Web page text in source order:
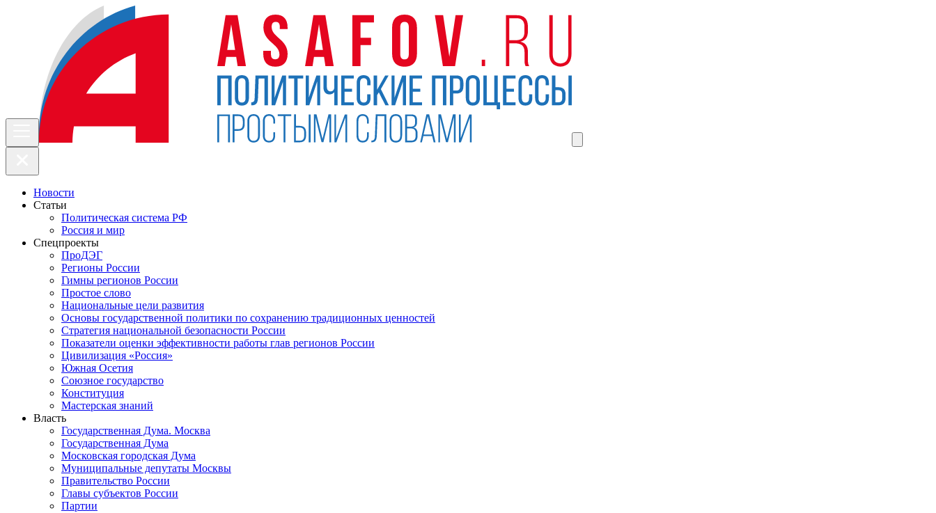
Новости
Статьи
Политическая система РФ
Россия и мир
Спецпроекты
ПроДЭГ
Регионы России
Гимны регионов России
Простое слово
Национальные цели развития
Основы государственной политики по сохранению традиционных ценностей
Стратегия национальной безопасности России
Показатели оценки эффективности работы глав регионов России
Цивилизация «Россия»
Южная Осетия
Союзное государство
Конституция
Мастерская знаний
Власть
Государственная Дума. Москва
Государственная Дума
Московская городская Дума
Муниципальные депутаты Москвы
Правительство России
Главы субъектов России
Партии